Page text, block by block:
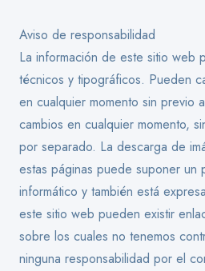
Aviso de responsabilidad
La información de este sitio web
técnicos y tipográficos. Pueden
en cualquier momento sin previo
cambios en cualquier momento,
por separado. La descarga de
estas páginas puede suponer un
informático y también está
este sitio web pueden existir
sobre los cuales no tenemos
ninguna responsabilidad por el